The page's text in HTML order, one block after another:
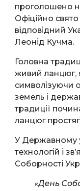
проголошено
Офіційно
відповідний
Леонід Кучма.
Головна
живий ланцюг,
символізуючи
земель і
традиції
ланцюг
У Державному
технологій і
Соборності
«День